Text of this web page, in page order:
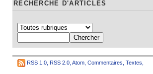
RECHERCHE D'ARTICLES
RSS 1.0 RSS 2.0 Atom Commentaires Textes